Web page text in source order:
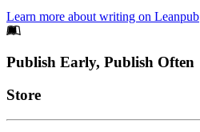
Learn more about writing on Leanpub
Footer
Publish Early, Publish Often
Links
Store